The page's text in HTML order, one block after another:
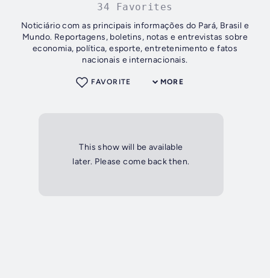
34 Favorites
Noticiário com as principais informações do Pará, Brasil e
Mundo. Reportagens, boletins, notas e entrevistas sobre
economia, polí­tica, esporte, entretenimento e fatos
nacionais e internacionais.
MORE
FAVORITE
This show will be available
later. Please come back then.